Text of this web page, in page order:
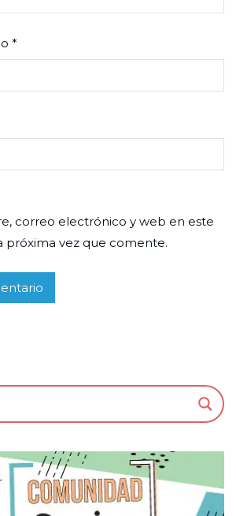
*
correo electrónico y web en este
próxima vez que comente.